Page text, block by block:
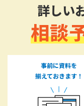
詳しい
相談
事前に資料を
揃えておきます！